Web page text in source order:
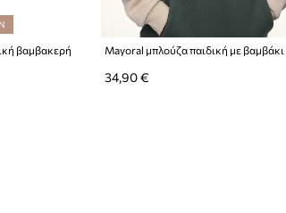
βαμβακερή Mayoral μπλούζα παιδική με βαμβάκι
34,90 €